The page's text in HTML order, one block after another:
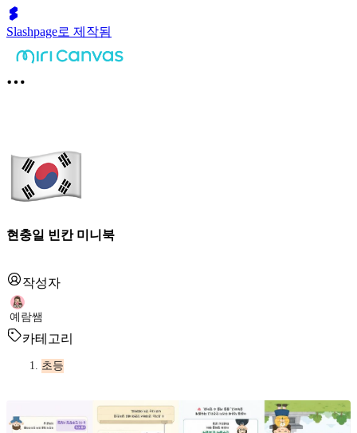
Slashpage로 제작됨
현충일 빈칸 미니북
작성자
예람쌤
카테고리
초등